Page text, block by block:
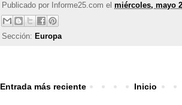
Publicado por Informe25.com el miércoles, mayo
Sección: Europa
Entrada más reciente Inicio